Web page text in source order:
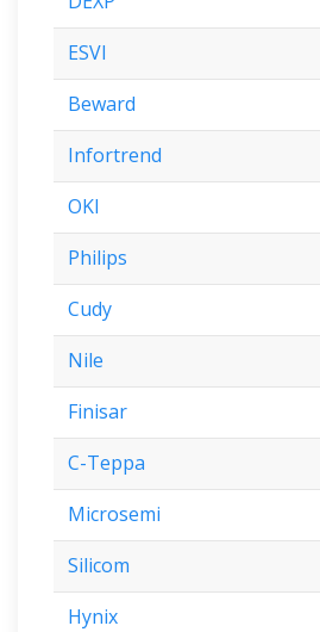
ESVI
Beward
Infortrend
OKI
Philips
Cudy
Nile
Finisar
С-Терра
Microsemi
Silicom
Hynix